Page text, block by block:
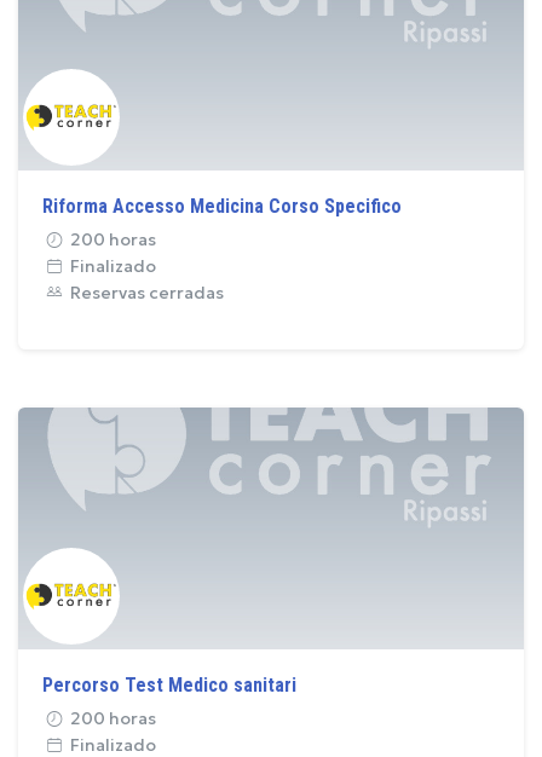
Riforma Accesso Medicina Corso Specifico
200 horas
Finalizado
Reservas cerradas
Percorso Test Medico sanitari
200 horas
Finalizado